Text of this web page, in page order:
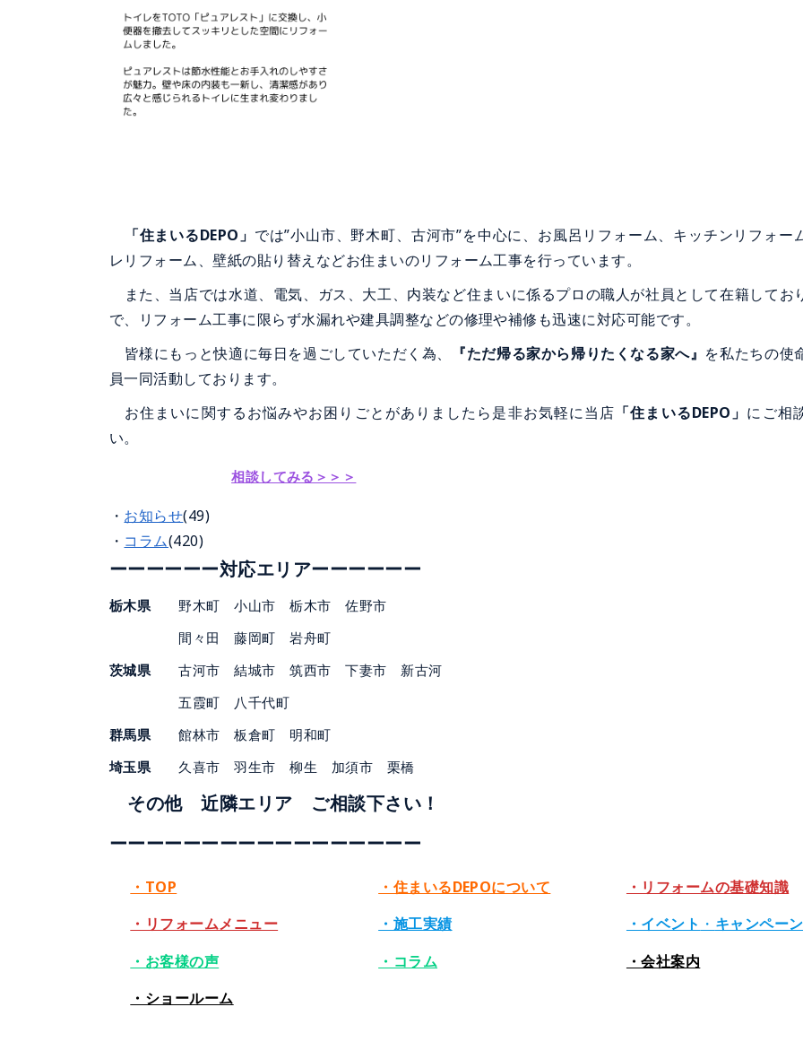
「住まいるDEPO」 では”小山市、野木町、古河市”を中心に、お風呂リフォーム、キッチンリフォー
レリフォーム、壁紙の貼り替えなどお住まいのリフォーム工事を行っています。
また、当店では水道、電気、ガス、大工、内装など住まいに係るプロの職人が社員として在籍してお
で、リフォーム工事に限らず水漏れや建具調整などの修理や補修も迅速に対応可能です。
皆様にもっと快適に毎日を過ごしていただく為、
『ただ帰る家から帰りたくなる家へ』 を私たちの使
員一同活動しております。
お住まいに関するお悩みやお困りごとがありましたら是非お気軽に当店 「住まいるDEPO」 にご相
い。
相談してみる＞＞＞
お知らせ(49)
コラム(420)
ーーーーーー対応エリアーーーーーー
栃木県野木町 小山市 栃木市 佐野市
間々田 藤岡町 岩舟町
茨城県古河市 結城市 筑西市 下妻市 新古河
五霞町 八千代町
群馬県館林市 板倉町 明和町
埼玉県久喜市 羽生市 柳生 加須市 栗橋
その他 近隣エリア ご相談下さい！
ーーーーーーーーーーーーーーーーー
・TOP ・住まいるDEPOについて
・リフォームの基礎知識
・リフォームメニュー
・施工実績 ・イベント ・ キャンペーン
・お客様の声
・コラム
・会社案内
・ショールーム